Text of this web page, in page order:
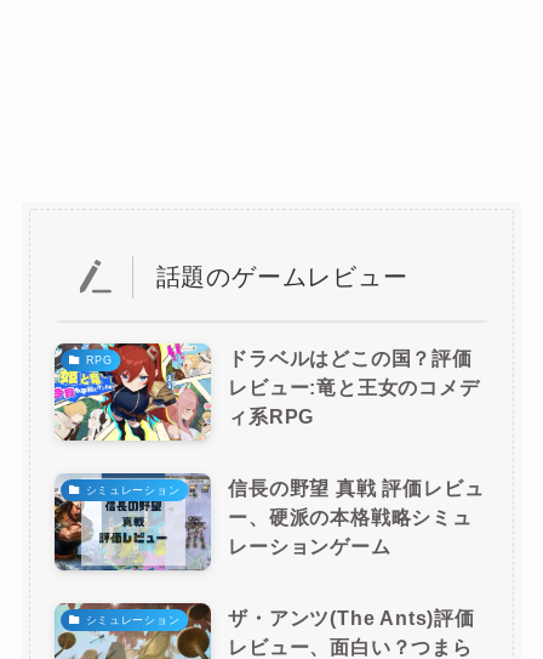
話題のゲームレビュー
RPG
ドラベルはどこの国？評価
レビュー:竜と王女のコメデ
ィ系RPG
シミュレーション
信長の野望 真戦 評価レビュ
ー、硬派の本格戦略シミュ
レーションゲーム
シミュレーション
ザ・アンツ(The Ants)評価
レビュー、面白い？つまら